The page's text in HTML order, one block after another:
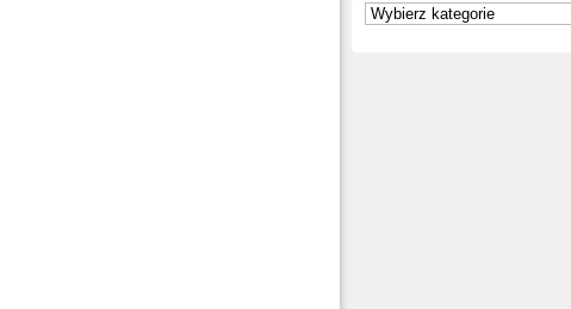
Prod. Chubeats, Scratch:…